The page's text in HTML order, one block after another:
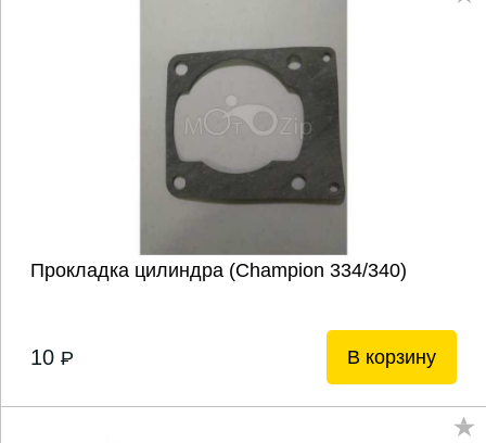
Прокладка цилиндра (Champion 334/340)
10 P В корзину